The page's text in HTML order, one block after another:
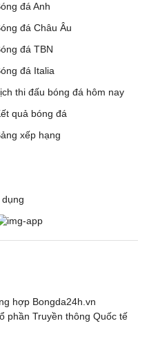
đá Anh
đá Châu Âu
đá TBN
đá Italia
thi đấu bóng đá hôm nay
quả bóng đá
xếp hạng
hợp Bongda24h.vn
phần Truyền thông Quốc tế